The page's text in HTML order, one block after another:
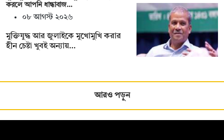
করলে আপনি ধান্ধাবাজ…
০৮ আগস্ট ২০২৬
মুক্তিযুদ্ধ আর জুলাইকে মুখোমুখি করার
হীন চেষ্টা খুবই অন্যায়…
আরও পড়ুন